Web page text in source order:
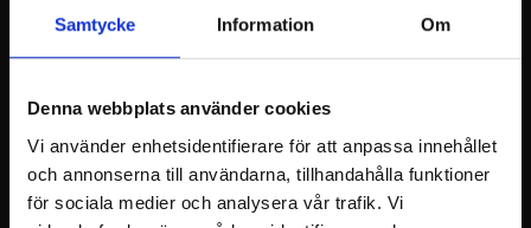
Samtycke Information Om
Denna webbplats använder cookies
Vi använder enhetsidentifierare för att anpassa innehållet
och annonserna till användarna, tillhandahålla funktioner
för sociala medier och analysera vår trafik. Vi
ETTAs senaste album släpptes hösten 2024. Flera
av låtarna på detta rörande album har fått
miljontals lyssningar på Spotify. De som har
Viikonloppufaijoi och Sata shottii.
Tidigare har till exempel låten Bändäri gjort med
Pihlaja blivit den mest lyssnade låten på Spotify.
Många minns också hiten Ämmä-låten.